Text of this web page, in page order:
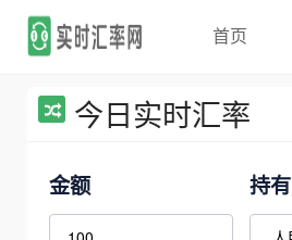
首页
今日实时汇率
金额 持有